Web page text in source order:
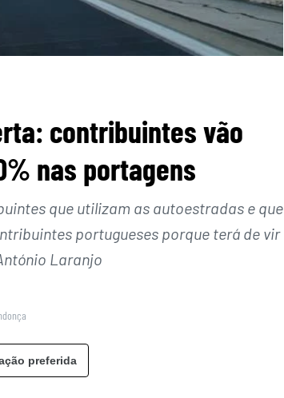
contribuintes vão
nas portagens
que utilizam as autoestradas e que
portugueses porque terá de vir
Laranjo
preferida